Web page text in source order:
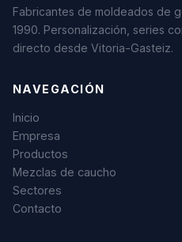
Fabricantes de moldeados de
1990. Personalización, series
directo desde Vitoria-Gasteiz.
NAVEGACIÓN
Inicio
Empresa
Productos
Mezclas de caucho
Sectores
Contacto